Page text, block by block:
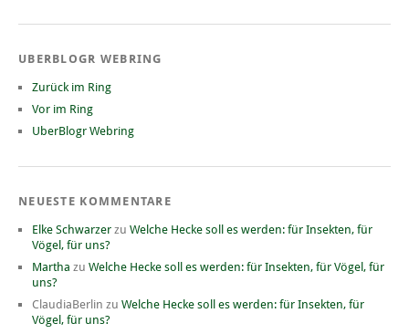
UBERBLOGR WEBRING
Zurück im Ring
Vor im Ring
UberBlogr Webring
NEUESTE KOMMENTARE
Elke Schwarzer zu Welche Hecke soll es werden: für Insekten, für
Vögel, für uns?
Martha zu Welche Hecke soll es werden: für Insekten, für Vögel, für
uns?
ClaudiaBerlin zu Welche Hecke soll es werden: für Insekten, für
Vögel, für uns?